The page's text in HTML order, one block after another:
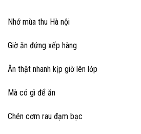
Nhớ mùa thu Hà nội
Giờ ăn đứng xếp hàng
Ăn thật nhanh kịp giờ lên lớp
Mà có gì để ăn
Chén cơm rau đạm bạc